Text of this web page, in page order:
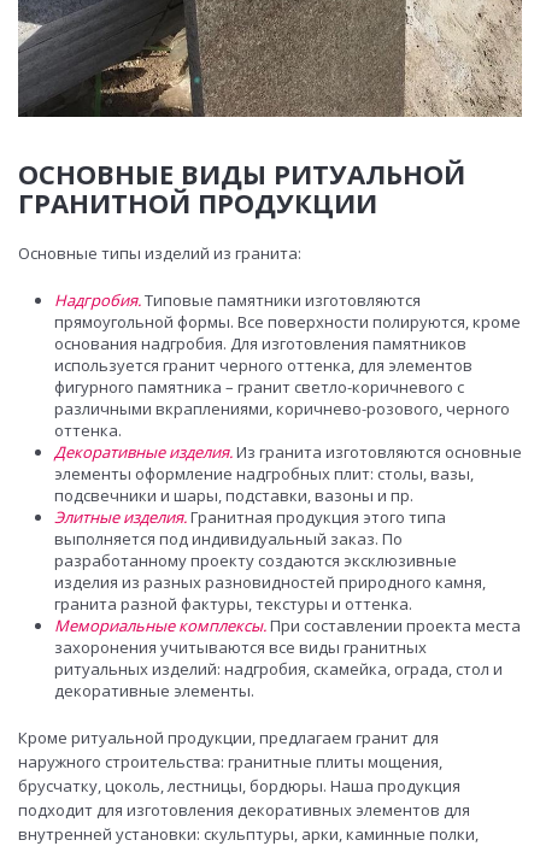
ОСНОВНЫЕ ВИДЫ РИТУАЛЬНОЙ
ГРАНИТНОЙ ПРОДУКЦИИ
Основные типы изделий из гранита:
Надгробия.Типовые памятники изготовляются
прямоугольной формы. Все поверхности полируются, кроме
основания надгробия. Для изготовления памятников
используется гранит черного оттенка, для элементов
фигурного памятника – гранит светло-коричневого с
различными вкраплениями, коричнево-розового, черного
оттенка.
Декоративные изделия.Из гранита изготовляются основные
элементы оформление надгробных плит: столы, вазы,
подсвечники и шары, подставки, вазоны и пр.
Элитные изделия.Гранитная продукция этого типа
выполняется под индивидуальный заказ. По
разработанному проекту создаются эксклюзивные
изделия из разных разновидностей природного камня,
гранита разной фактуры, текстуры и оттенка.
Мемориальные комплексы.При составлении проекта места
захоронения учитываются все виды гранитных
ритуальных изделий: надгробия, скамейка, ограда, стол и
декоративные элементы.
Кроме ритуальной продукции, предлагаем гранит для
наружного строительства: гранитные плиты мощения,
брусчатку, цоколь, лестницы, бордюры. Наша продукция
подходит для изготовления декоративных элементов для
внутренней установки: скульптуры, арки, каминные полки,